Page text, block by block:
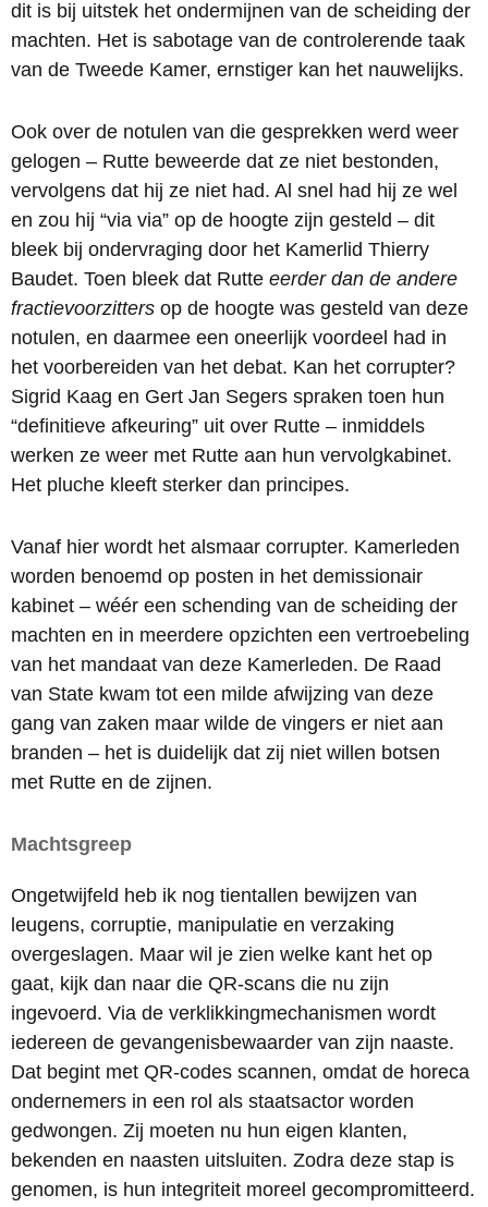
dit is bij uitstek het ondermijnen van de scheiding der
machten. Het is sabotage van de controlerende taak
van de Tweede Kamer, ernstiger kan het nauwelijks.
Ook over de notulen van die gesprekken werd weer
gelogen – Rutte beweerde dat ze niet bestonden,
vervolgens dat hij ze niet had. Al snel had hij ze wel
en zou hij “via via” op de hoogte zijn gesteld – dit
bleek bij ondervraging door het Kamerlid Thierry
Baudet. Toen bleek dat Rutte eerder dan de andere
fractievoorzitters op de hoogte was gesteld van deze
notulen, en daarmee een oneerlijk voordeel had in
het voorbereiden van het debat. Kan het corrupter?
Sigrid Kaag en Gert Jan Segers spraken toen hun
“definitieve afkeuring” uit over Rutte – inmiddels
werken ze weer met Rutte aan hun vervolgkabinet.
Het pluche kleeft sterker dan principes.
Vanaf hier wordt het alsmaar corrupter. Kamerleden
worden benoemd op posten in het demissionair
kabinet – wéér een schending van de scheiding der
machten en in meerdere opzichten een vertroebeling
van het mandaat van deze Kamerleden. De Raad
van State kwam tot een milde afwijzing van deze
gang van zaken maar wilde de vingers er niet aan
branden – het is duidelijk dat zij niet willen botsen
met Rutte en de zijnen.
Machtsgreep
Ongetwijfeld heb ik nog tientallen bewijzen van
leugens, corruptie, manipulatie en verzaking
overgeslagen. Maar wil je zien welke kant het op
gaat, kijk dan naar die QR-scans die nu zijn
ingevoerd. Via de verklikkingmechanismen wordt
iedereen de gevangenisbewaarder van zijn naaste.
Dat begint met QR-codes scannen, omdat de horeca
ondernemers in een rol als staatsactor worden
gedwongen. Zij moeten nu hun eigen klanten,
bekenden en naasten uitsluiten. Zodra deze stap is
genomen, is hun integriteit moreel gecompromitteerd.